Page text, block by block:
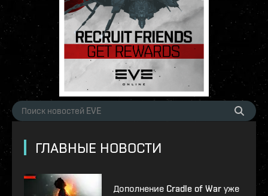
ГЛАВНЫЕ НОВОСТИ
Дополнение Cradle of War уже